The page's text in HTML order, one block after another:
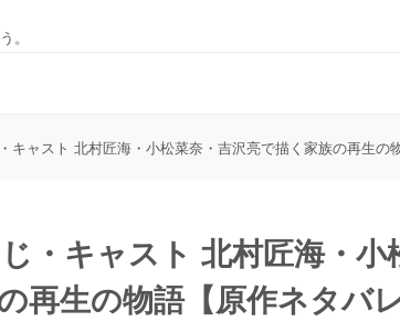
。
キャスト 北村匠海・小松菜奈・吉沢亮で描く家族の再生の
・キャスト 北村匠海・小
再生の物語【原作ネタバ